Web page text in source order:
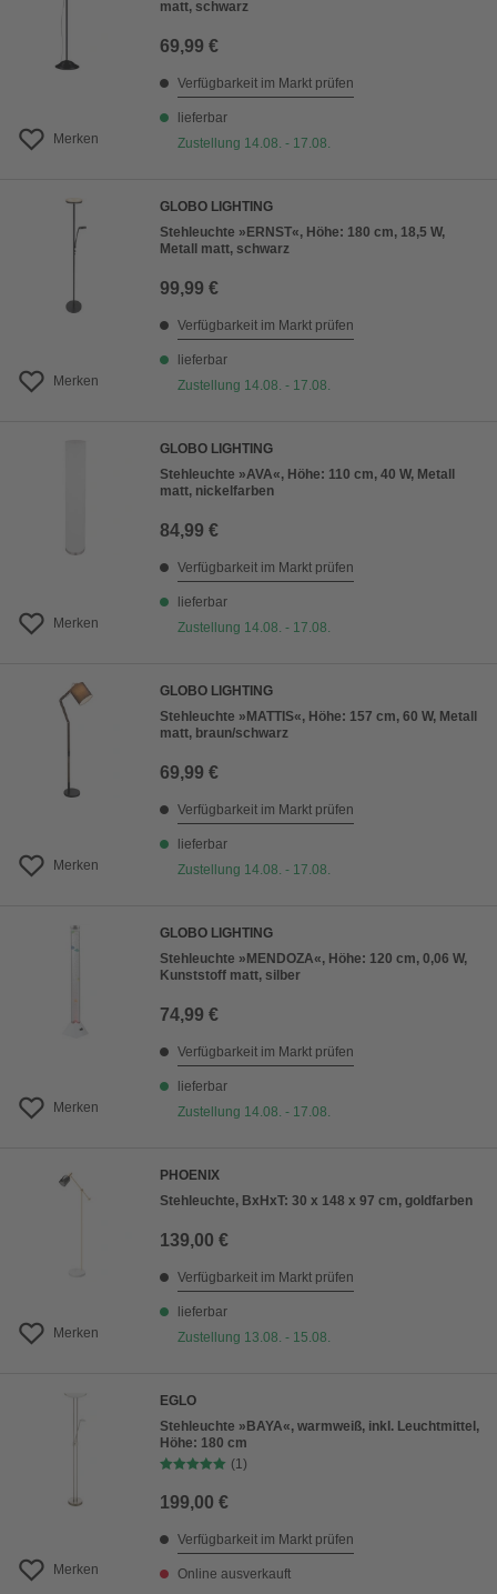
Merken
matt, schwarz
69,99 €
Verfügbarkeit im Markt prüfen
lieferbar
Zustellung 14.08. - 17.08.
Merken
GLOBO LIGHTING
Stehleuchte »ERNST«, Höhe: 180 cm, 18,5 W,
Metall matt, schwarz
99,99 €
Verfügbarkeit im Markt prüfen
lieferbar
Zustellung 14.08. - 17.08.
Merken
GLOBO LIGHTING
Stehleuchte »AVA«, Höhe: 110 cm, 40 W, Metall
matt, nickelfarben
84,99 €
Verfügbarkeit im Markt prüfen
lieferbar
Zustellung 14.08. - 17.08.
Merken
GLOBO LIGHTING
Stehleuchte »MATTIS«, Höhe: 157 cm, 60 W, Metall
matt, braun/schwarz
69,99 €
Verfügbarkeit im Markt prüfen
lieferbar
Zustellung 14.08. - 17.08.
Merken
GLOBO LIGHTING
Stehleuchte »MENDOZA«, Höhe: 120 cm, 0,06 W,
Kunststoff matt, silber
74,99 €
Verfügbarkeit im Markt prüfen
lieferbar
Zustellung 14.08. - 17.08.
Merken
PHOENIX
Stehleuchte, BxHxT: 30 x 148 x 97 cm, goldfarben
139,00 €
Verfügbarkeit im Markt prüfen
lieferbar
Zustellung 13.08. - 15.08.
Merken
EGLO
Stehleuchte »BAYA«, warmweiß, inkl. Leuchtmittel,
Höhe: 180 cm
(1)
199,00 €
Verfügbarkeit im Markt prüfen
Online ausverkauft